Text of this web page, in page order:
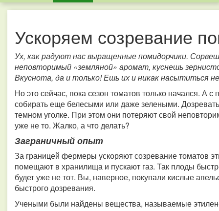
Ускоряем созревание
Ух, как радуют нас выращенные помидорчики.
неповторимый «земляной» аромат, куснешь
Вкуснота, да и только! Ешь их и никак насытиться
Но это сейчас, пока сезон томатов только начался. А
собирать еще белесыми или даже зелеными.
темном уголке. При этом они потеряют свой
уже не то. Жалко, а что делать?
Заграничный опыт
За границей фермеры ускоряют созревание томатов
помещают в хранилища и пускают газ. Так плоды
будет уже не тот. Вы, наверное, покупали кислые
быстрого дозревания.
Учеными были найдены вещества, называемые